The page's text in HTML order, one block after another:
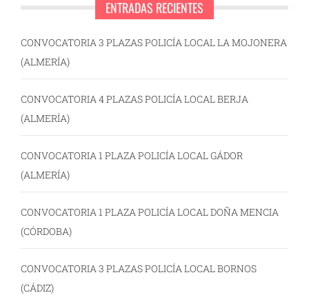
ENTRADAS RECIENTES
CONVOCATORIA 3 PLAZAS POLICÍA LOCAL LA MOJONERA
(ALMERÍA)
CONVOCATORIA 4 PLAZAS POLICÍA LOCAL BERJA
(ALMERÍA)
CONVOCATORIA 1 PLAZA POLICÍA LOCAL GÁDOR
(ALMERÍA)
CONVOCATORIA 1 PLAZA POLICÍA LOCAL DOÑA MENCIA
(CÓRDOBA)
CONVOCATORIA 3 PLAZAS POLICÍA LOCAL BORNOS
(CÁDIZ)